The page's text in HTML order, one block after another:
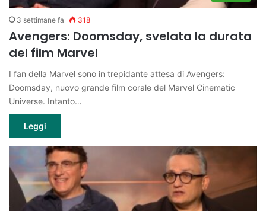
3 settimane fa 318
Avengers: Doomsday, svelata la durata
del film Marvel
I fan della Marvel sono in trepidante attesa di Avengers:
Doomsday, nuovo grande film corale del Marvel Cinematic
Universe. Intanto…
Leggi